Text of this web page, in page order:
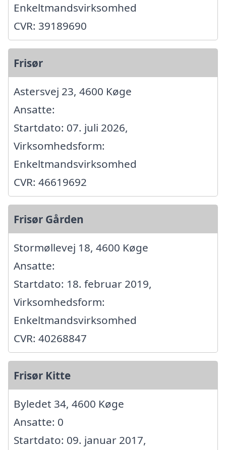
Enkeltmandsvirksomhed
CVR: 39189690
Frisør
Astersvej 23, 4600 Køge
Ansatte:
Startdato: 07. juli 2026,
Virksomhedsform:
Enkeltmandsvirksomhed
CVR: 46619692
Frisør Gården
Stormøllevej 18, 4600 Køge
Ansatte:
Startdato: 18. februar 2019,
Virksomhedsform:
Enkeltmandsvirksomhed
CVR: 40268847
Frisør Kitte
Byledet 34, 4600 Køge
Ansatte: 0
Startdato: 09. januar 2017,